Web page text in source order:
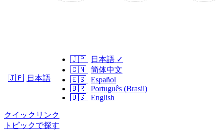
🇯🇵 日本語
🇯🇵 日本語 ✓
🇨🇳 简体中文
🇪🇸 Español
🇧🇷 Português (Brasil)
🇺🇸 English
クイックリンク
トピックで探す